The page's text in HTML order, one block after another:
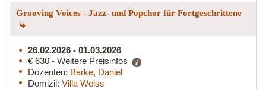
Grooving Voices - Jazz- und Popchor für Fortgeschrittene
26.02.2026 - 01.03.2026
€ 630 - Weitere Preisinfos
Dozenten: Barke, Daniel
Domizil: Villa Weiss